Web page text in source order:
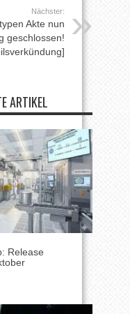
Nächster:
Akte nun
geschlossen!
ARTIKEL
Release